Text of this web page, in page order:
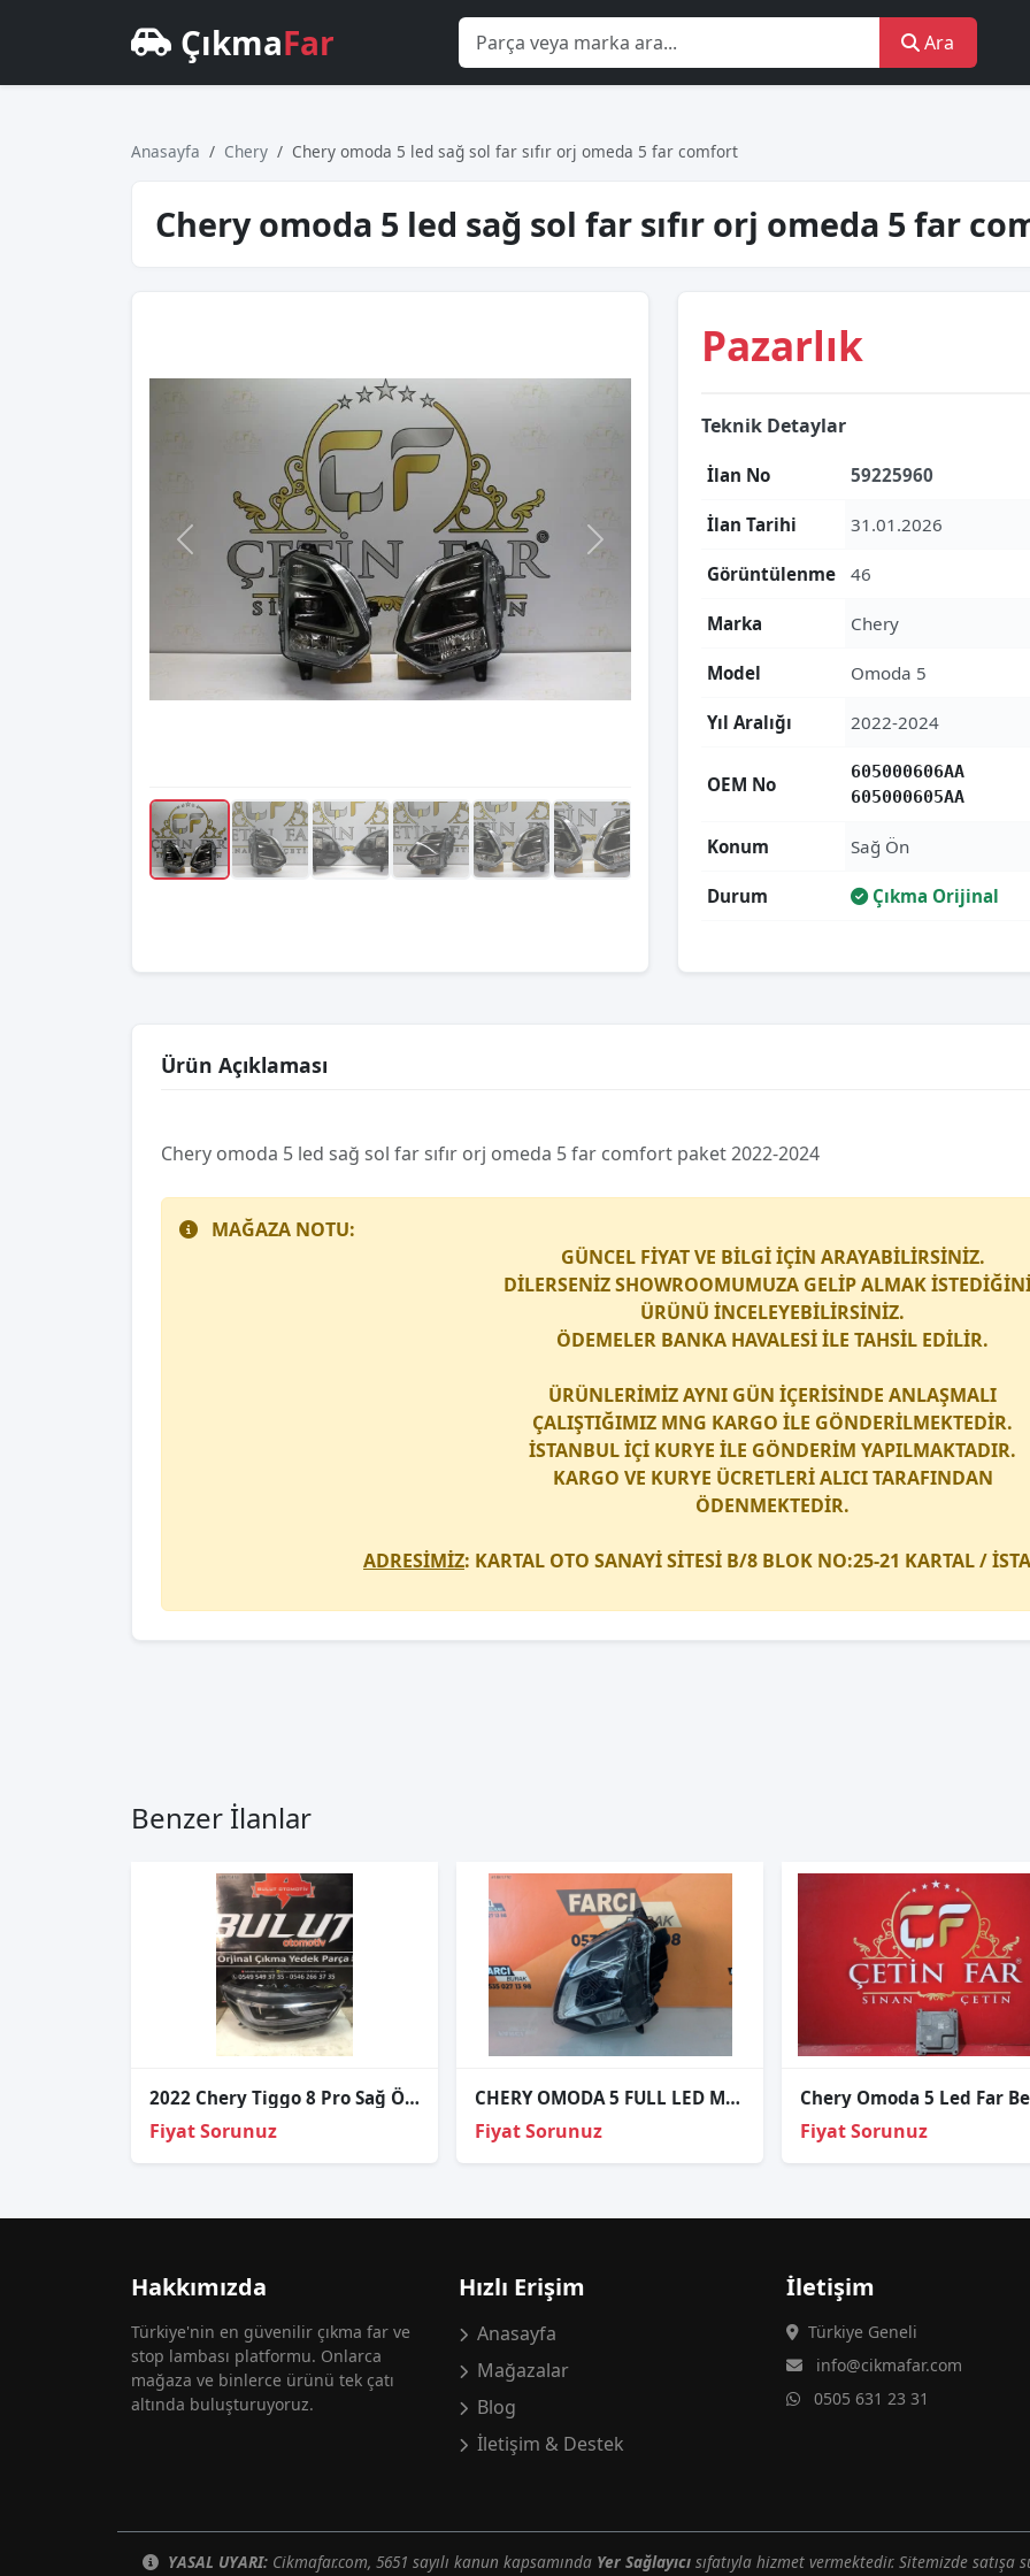
ÇıkmaFar Ara
Anasayfa Chery Chery omoda 5 led sağ sol far sıfır orj omeda 5 far comfort
Chery omoda 5 led sağ sol far sıfır orj omeda 5 far
Pazarlık
Teknik Detaylar
İlan No 59225960
İlan Tarihi 31.01.2026
Görüntülenme 46
Marka Chery
Model Omoda 5
Yıl Aralığı 2022-2024
OEM No
605000606AA
605000605AA
Konum Sağ Ön
Durum Çıkma Orijinal
Ürün Açıklaması
Chery omoda 5 led sağ sol far sıfır orj omeda 5 far comfort paket 2022-2024
MAĞAZA NOTU:
GÜNCEL FİYAT VE BİLGİ İÇİN ARAYABİLİRSİNİZ.
DİLERSENİZ SHOWROOMUMUZA GELİP ALMAK
ÜRÜNÜ İNCELEYEBİLİRSİNİZ.
ÖDEMELER BANKA HAVALESİ İLE TAHSİL EDİLİR.
ÜRÜNLERİMİZ AYNI GÜN İÇERİSİNDE ANLAŞMALI
ÇALIŞTIĞIMIZ MNG KARGO İLE GÖNDERİLMEKTEDİR.
İSTANBUL İÇİ KURYE İLE GÖNDERİM YAPILMAKTADIR.
KARGO VE KURYE ÜCRETLERİ ALICI TARAFINDAN
ÖDENMEKTEDİR.
ADRESİMİZ: KARTAL OTO SANAYİ SİTESİ B/8 BLOK NO:25-21 KARTAL /
Benzer İlanlar
2022 Chery Tiggo 8 Pro Sağ Ön Far - Oto Çıkma Parçaları
Fiyat Sorunuz
CHERY OMODA 5 FULL LED MERCEKLİ SOL FAR ORJİNAL
Fiyat Sorunuz Fiyat Sorunuz
Hakkımızda
Türkiye'nin en güvenilir çıkma far ve
stop lambası platformu. Onlarca
mağaza ve binlerce ürünü tek çatı
altında buluşturuyoruz.
Hızlı Erişim
Anasayfa
Mağazalar
Blog
İletişim & Destek
İletişim
Türkiye Geneli
info@cikmafar.com
0505 631 23 31
YASAL UYARI: Cikmafar.com, 5651 sayılı kanun kapsamında Yer Sağlayıcı sıfatıyla hizmet vermektedir. Sitemizde